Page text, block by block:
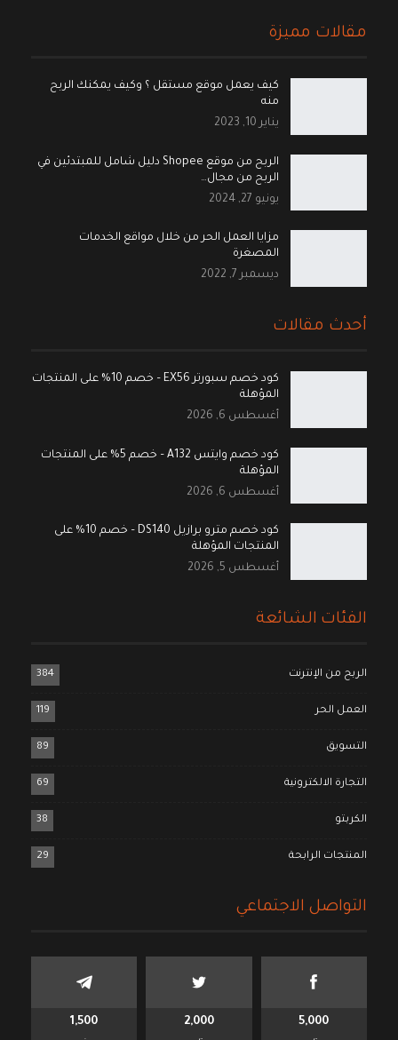
مقالات مميزة
كيف يعمل موقع مستقل ؟ وكيف يمكنك الربح
منه
يناير 10, 2023
الربح من موقع Shopee دليل شامل للمبتدئين في
الربح من مجال…
يونيو 27, 2024
مزايا العمل الحر من خلال مواقع الخدمات
المصغرة
ديسمبر 7, 2022
أحدث مقالات
كود خصم سبورتر EX56 – خصم 10% على المنتجات
المؤهلة
أغسطس 6, 2026
كود خصم وايتس A132 – خصم 5% على المنتجات
المؤهلة
أغسطس 6, 2026
كود خصم مترو برازيل DS140 – خصم 10% على
المنتجات المؤهلة
أغسطس 5, 2026
الفئات الشائعة
الربح من الإنترنت 384
العمل الحر 119
التسويق 89
التجارة الالكترونية 69
الكربتو 38
المنتجات الرابحة 29
التواصل الاجتماعي
5,000
2,000
1,500